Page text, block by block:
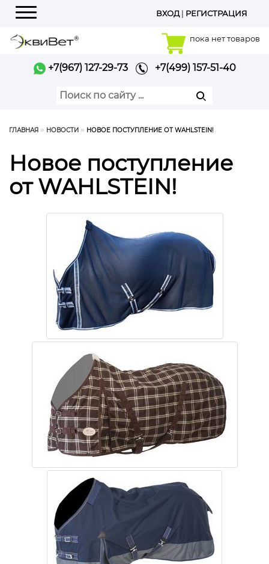
Меню
ВХОД| РЕГИСТРАЦИЯ
пока нет товаров
+7(967) 127-29-73 +7(499) 157-51-40
ГЛАВНАЯ НОВОСТИ НОВОЕ ПОСТУПЛЕНИЕ ОТ WAHLSTEIN!
Новое поступление
от WAHLSTEIN!